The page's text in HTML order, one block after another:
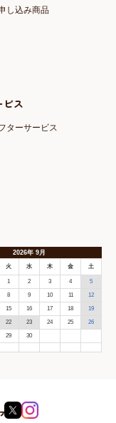
し込み商品
ビス
ターサービス
2026年9月
火 水 木 金 土
1 2 3 4 5
8 9 10 11 12
15 16 17 18 19
22 23 24 25 26
29 30